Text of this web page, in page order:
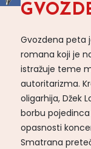
Gvozdena peta
romana koji je
istražuje teme
autoritarizma.
oligarhija, Džek
borbu
opasnosti
Smatrana